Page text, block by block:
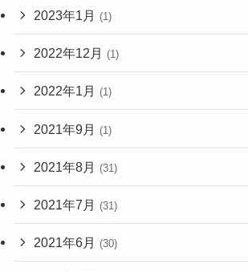
2023年1月 (1)
2022年12月 (1)
2022年1月 (1)
2021年9月 (1)
2021年8月 (31)
2021年7月 (31)
2021年6月 (30)